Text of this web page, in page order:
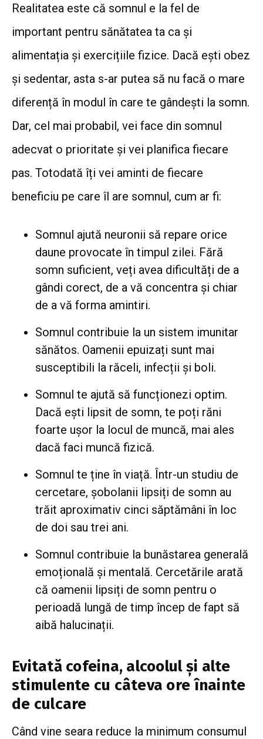
Realitatea este că somnul e la fel de
important pentru sănătatea ta ca și
alimentația și exercițiile fizice. Dacă ești obez
și sedentar, asta s-ar putea să nu facă o mare
diferență în modul în care te gândești la somn.
Dar, cel mai probabil, vei face din somnul
adecvat o prioritate și vei planifica fiecare
pas. Totodată îți vei aminti de fiecare
beneficiu pe care îl are somnul, cum ar fi:
Somnul ajută neuronii să repare orice
daune provocate în timpul zilei. Fără
somn suficient, veți avea dificultăți de a
gândi corect, de a vă concentra și chiar
de a vă forma amintiri.
Somnul contribuie la un sistem imunitar
sănătos. Oamenii epuizați sunt mai
susceptibili la răceli, infecții și boli.
Somnul te ajută să funcționezi optim.
Dacă ești lipsit de somn, te poți răni
foarte ușor la locul de muncă, mai ales
dacă faci muncă fizică.
Somnul te ține în viață. Într-un studiu de
cercetare, șobolanii lipsiți de somn au
trăit aproximativ cinci săptămâni în loc
de doi sau trei ani.
Somnul contribuie la bunăstarea generală
emoțională și mentală. Cercetările arată
că oamenii lipsiți de somn pentru o
perioadă lungă de timp încep de fapt să
aibă halucinații.
Evitată cofeina, alcoolul și alte
stimulente cu câteva ore înainte
de culcare
Când vine seara reduce la minimum consumul